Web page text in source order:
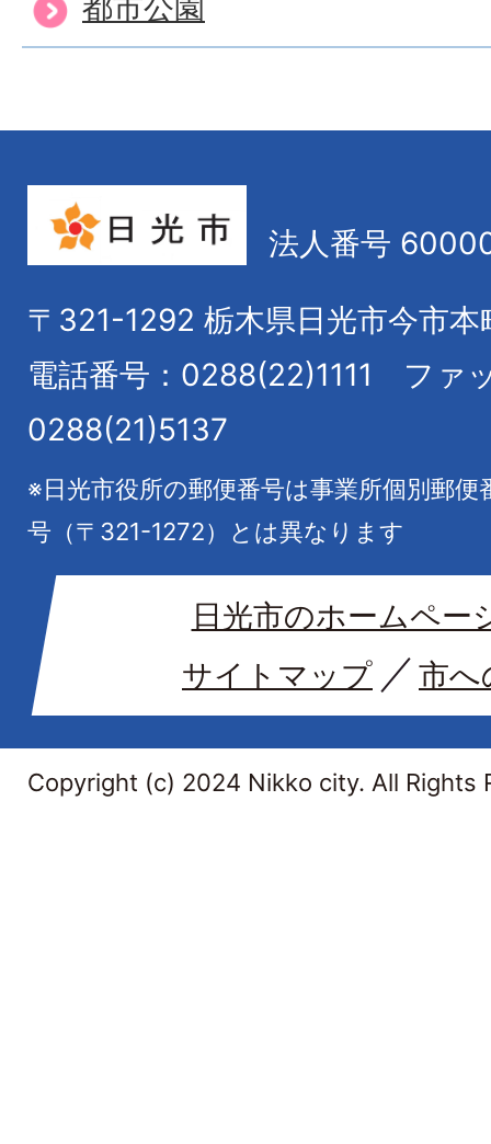
都市公園
法人番号
〒321-1292 栃木県日光市今市本
電話番号：0288(22)1111
ファ
0288(21)5137
※日光市役所の郵便番号は事業所個別郵
号（〒321-1272）とは異なります
日光市のホームペー
サイトマップ
市へ
Copyright (c) 2024 Nikko city. All Rights